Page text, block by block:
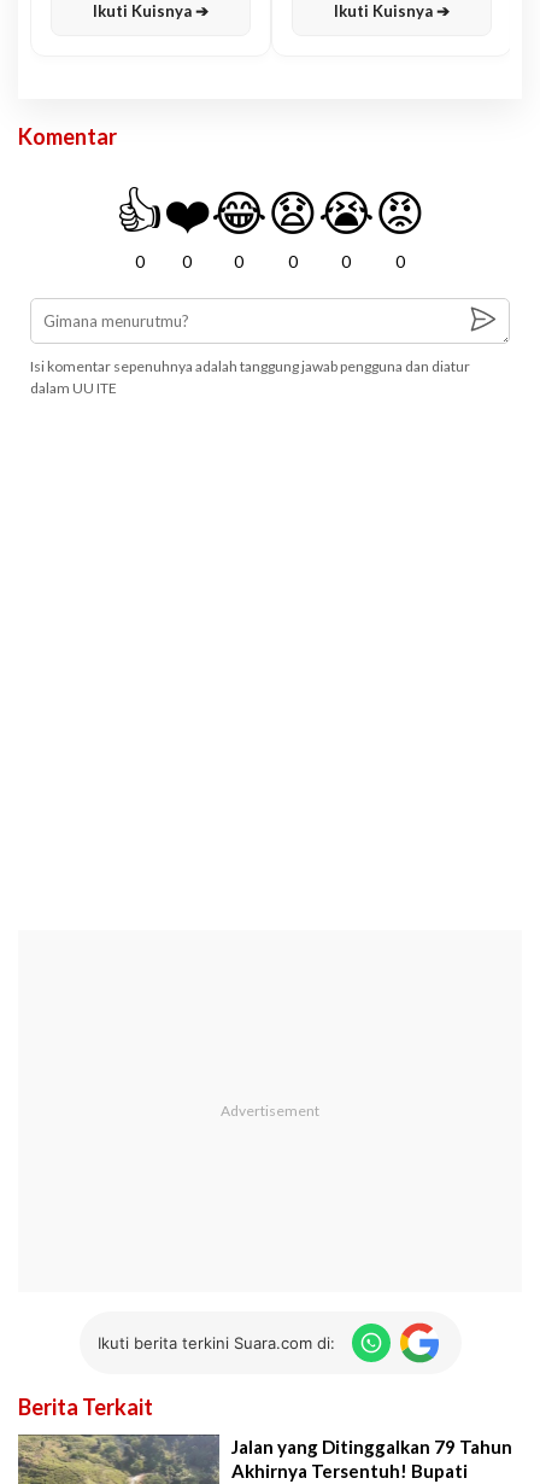
Ikuti Kuisnya ➔ Ikuti Kuisnya ➔
Komentar
👍
0
❤️
0
😂
0
😧
0
😭
0
😡
0
Isi komentar sepenuhnya adalah tanggung jawab pengguna dan diatur
dalam UU ITE
Ikuti berita terkini Suara.com di:
Berita Terkait
Jalan yang Ditinggalkan 79 Tahun
Akhirnya Tersentuh! Bupati